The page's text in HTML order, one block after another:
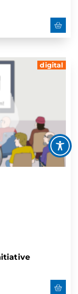
digital